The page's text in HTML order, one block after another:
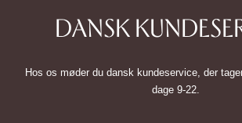
DANSK
Hos os møder du dansk kundeservice, der
dage 9-22.